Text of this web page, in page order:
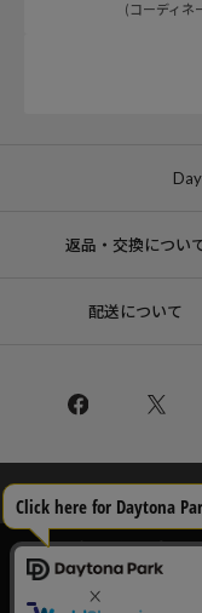
(コーディネ
返品・交換につい
配送について
コーポレートサイト
プライバシーポリシー
当サイトでは利用体験の向
の分析を目的としてCookie